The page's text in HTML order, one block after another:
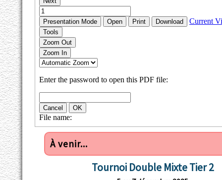
À venir...
Tournoi Double Mixte Tier 2